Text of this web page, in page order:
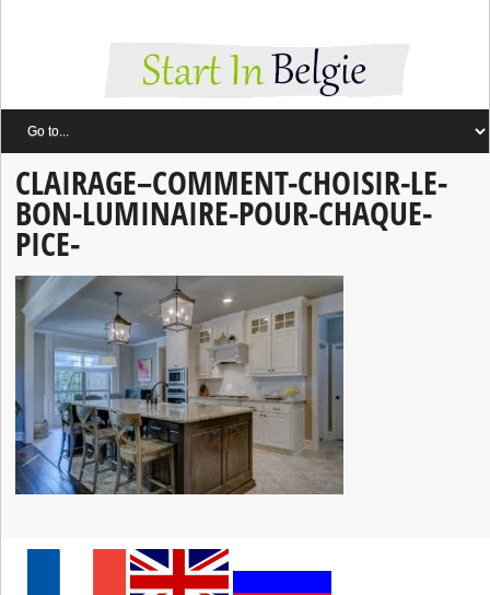
CLAIRAGE–COMMENT-CHOISIR-LE-
BON-LUMINAIRE-POUR-CHAQUE-
PICE-